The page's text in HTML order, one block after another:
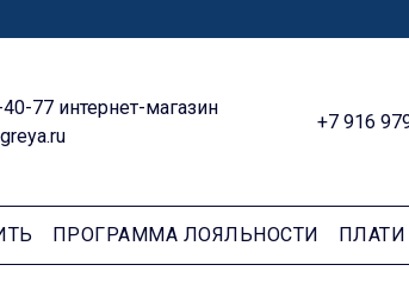
77 интернет-магазин
+7 916
ПРОГРАММА ЛОЯЛЬНОСТИ